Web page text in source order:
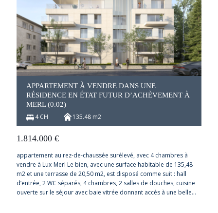
APPARTEMENT À VENDRE DANS UNE
RÉSIDENCE EN ÉTAT FUTUR D’ACHÈVEMENT À
MERL (0.02)
4 CH 135.48 m2
1.814.000€
appartement au rez-de-chaussée surélevé, avec 4 chambres à
vendre à Lux-Merl Le bien, avec une surface habitable de 135,48
m2 et une terrasse de 20,50 m2, est disposé comme suit : hall
d’entrée, 2 WC séparés, 4 chambres, 2 salles de douches, cuisine
ouverte sur le séjour avec baie vitrée donnant accès à une belle…